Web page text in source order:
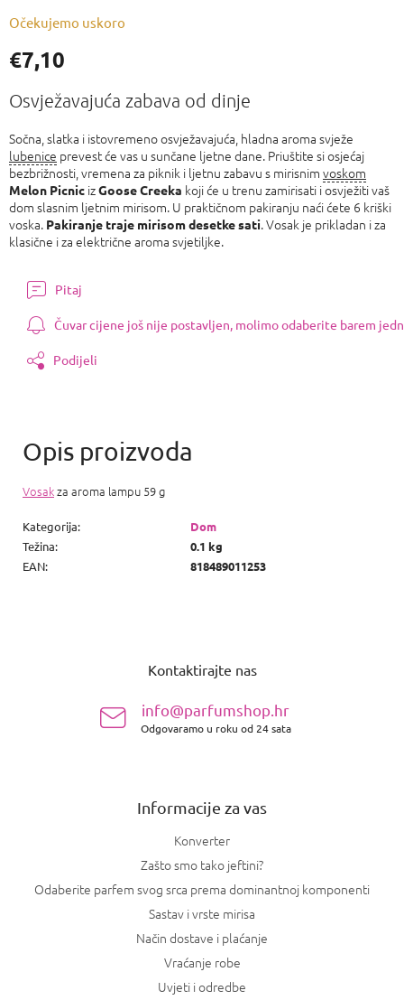
€7,10
Izmjeri
cijenu:
Očekujemo uskoro
Osvježavajuća zabava od dinje
Sočna, slatka i istovremeno osvježavajuća, hladna aroma svježe
lubenice prevest će vas u sunčane ljetne dane. Priuštite si osjećaj
bezbrižnosti, vremena za piknik i ljetnu zabavu s mirisnim voskom
Melon Picnic izGoose Creeka koji će u trenu zamirisati i osvježiti vaš
dom slasnim ljetnim mirisom. U praktičnom pakiranju naći ćete 6 kriški
voska. Pakiranje traje mirisom desetke sati. Vosak je prikladan i za
klasične i za električne aroma svjetiljke.
Pitaj
Čuvar cijene još nije postavljen, molimo odaberite barem
Podijeli
Vosakza aroma lampu 59 g
Kategorija:
Dom
Težina:
0.1 kg
EAN: 818489011253
Kontaktirajte nas
info@parfumshop.hr
Odgovaramo u roku od 24 sata
Informacije za vas
Konverter
Zašto smo tako jeftini?
Odaberite parfem svog srca prema dominantnoj komponenti
Sastav i vrste mirisa
Način dostave i plaćanje
Vraćanje robe
Uvjeti i odredbe